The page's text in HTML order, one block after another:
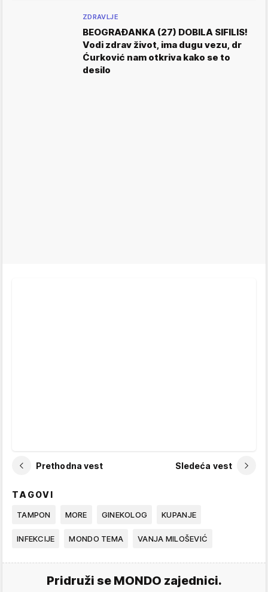
ZDRAVLJE
BEOGRAĐANKA (27) DOBILA SIFILIS!
Vodi zdrav život, ima dugu vezu, dr
Ćurković nam otkriva kako se to
desilo
Prethodna vest Sledeća vest
TAGOVI
TAMPON MORE GINEKOLOG KUPANJE
INFEKCIJE MONDO TEMA VANJA MILOŠEVIĆ
Pridruži se MONDO zajednici.